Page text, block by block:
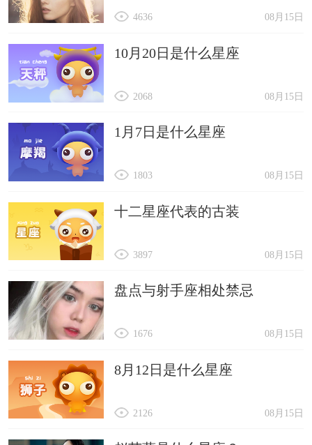
08月15日
4636
10月20日是什么星座
08月15日
2068
1月7日是什么星座
08月15日
1803
十二星座代表的古装
08月15日
3897
盘点与射手座相处禁忌
08月15日
1676
8月12日是什么星座
08月15日
2126